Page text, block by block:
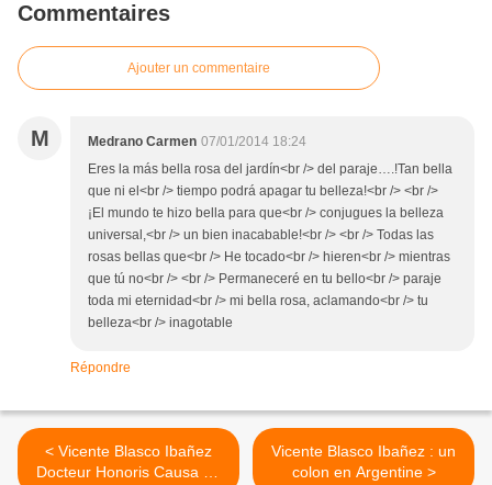
Commentaires
Ajouter un commentaire
M Medrano Carmen 07/01/2014 18:24
Eres la más bella rosa del jardín<br /> del paraje….!Tan bella
que ni el<br /> tiempo podrá apagar tu belleza!<br /> <br />
¡El mundo te hizo bella para que<br /> conjugues la belleza
universal,<br /> un bien inacabable!<br /> <br /> Todas las
rosas bellas que<br /> He tocado<br /> hieren<br /> mientras
que tú no<br /> <br /> Permaneceré en tu bello<br /> paraje
toda mi eternidad<br /> mi bella rosa, aclamando<br /> tu
belleza<br /> inagotable
Répondre
< Vicente Blasco Ibañez
Docteur Honoris Causa de
Vicente Blasco Ibañez : un
colon en Argentine >